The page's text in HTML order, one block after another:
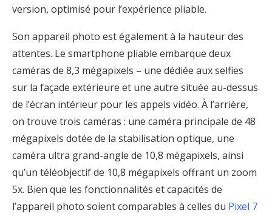
version, optimisé pour l’expérience pliable.
Son appareil photo est également à la hauteur des
attentes. Le smartphone pliable embarque deux
caméras de 8,3 mégapixels – une dédiée aux selfies
sur la façade extérieure et une autre située au-dessus
de l’écran intérieur pour les appels vidéo. À l’arrière,
on trouve trois caméras : une caméra principale de 48
mégapixels dotée de la stabilisation optique, une
caméra ultra grand-angle de 10,8 mégapixels, ainsi
qu’un téléobjectif de 10,8 mégapixels offrant un zoom
5x. Bien que les fonctionnalités et capacités de
l’appareil photo soient comparables à celles du Pixel 7